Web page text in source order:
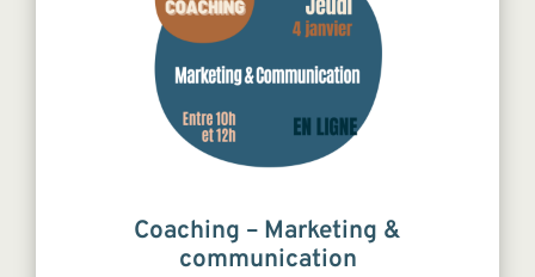
Coaching – Marketing &
communication